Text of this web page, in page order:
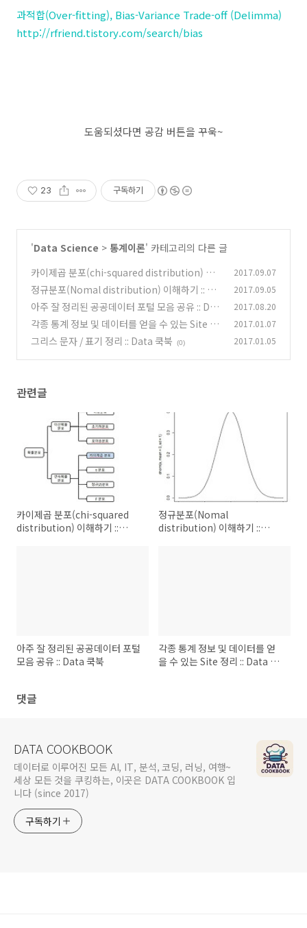
과적합(Over-fitting), Bias-Variance Trade-off (Delimma)
http://rfriend.tistory.com/search/bias
도움되셨다면 공감 버튼을 꾸욱~
23 구독하기
'Data Science > 통계이론' 카테고리의 다른 글
카이제곱 분포(chi-squared distribution) 이
해하기 :: Data 쿡북 (0)
2017.09.07
정규분포(Nomal distribution) 이해하기 :: Da
ta 쿡북
(0)
2017.09.05
아주 잘 정리된 공공데이터 포털 모음 공유 :: Dat
a 쿡북 (0)
2017.08.20
각종 통계 정보 및 데이터를 얻을 수 있는 Site 정
리 :: Data 쿡북
(0)
2017.01.07
그리스 문자 / 표기 정리 :: Data 쿡북 (0) 2017.01.05
관련글
카이제곱 분포(chi-squared
distribution) 이해하기 ::
정규분포(Nomal
distribution) 이해하기 ::
아주 잘 정리된 공공데이터 포털
모음 공유 :: Data 쿡북
각종 통계 정보 및 데이터를 얻
을 수 있는 Site 정리 :: Data 쿡
댓글
DATA COOKBOOK
데이터로 이루어진 모든 AI, IT, 분석, 코딩, 러닝, 여행~
세상 모든 것을 쿠킹하는, 이곳은 DATA COOKBOOK 입
니다 (since 2017)
구독하기